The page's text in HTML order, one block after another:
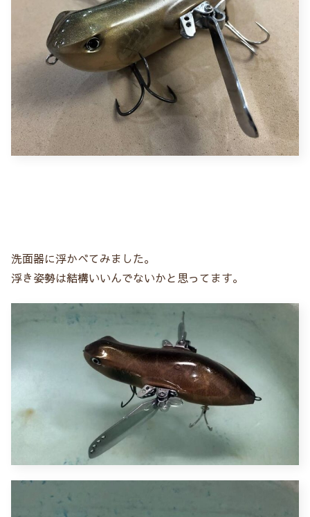
洗面器に浮かべてみました。
浮き姿勢は結構いいんでないかと思ってます。